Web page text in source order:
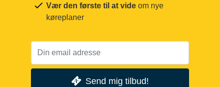
Vær den første til at vide om nye
køreplaner
Send mig tilbud!